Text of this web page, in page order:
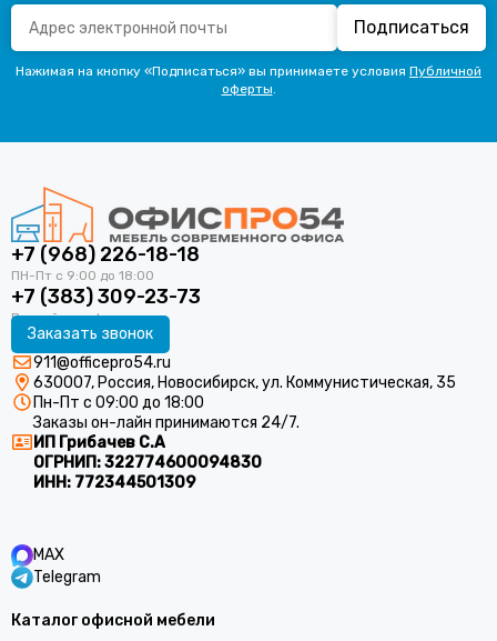
Подписаться
Нажимая на кнопку «Подписаться» вы принимаете условия Публичной
оферты.
+7 (968) 226-18-18
+7 (383) 309-23-73
Заказать звонок
911@officepro54.ru
630007, Россия, Новосибирск, ул. Коммунистическая, 35
Пн-Пт с 09:00 до 18:00
Заказы он-лайн принимаются 24/7.
ИП Грибачев С.А
ОГРНИП:322774600094830
ИНН: 772344501309
MAX
Telegram
Каталог офисной мебели